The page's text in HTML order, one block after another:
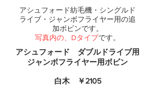
アシュフォード紡毛機・シングルド
ライブ・ジャンボフライヤー用の追
加ボビンです。
写真内の、Dタイプです。
アシュフォード ダブルドライブ用
​ジャンボフライヤー用ボビン
​白木 ￥2105